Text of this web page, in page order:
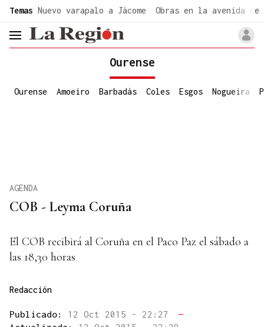
Temas Nuevo varapalo a Jácome Obras en la avenida de
header.menu.open
Ourense
Ourense Amoeiro Barbadás Coles Esgos Nogueira
COB - Leyma Coruña
AGENDA
El COB recibirá al Coruña en el Paco Paz el sábado a
las 18,30 horas
Redacción
Publicado: 12 Oct 2015 - 22:27
—